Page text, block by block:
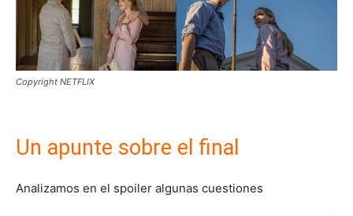
Copyright NETFLIX
Un apunte sobre el final
Analizamos en el spoiler algunas cuestiones